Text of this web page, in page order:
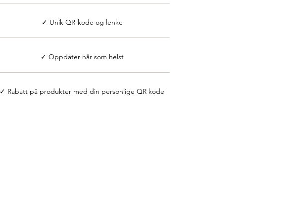
✓ Unik QR-kode og lenke
✓ Oppdater når som helst
✓ Rabatt på produkter med din personlige QR kode